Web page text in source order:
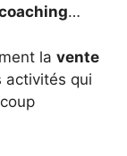
…
la vente
activités qui